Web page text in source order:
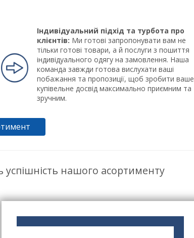
Індивідуальний підхід та турбота про
клієнтів: Ми готові запропонувати вам не
тільки готові товари, а й послуги з пошиття
індивідуального одягу на замовлення. Наша
команда завжди готова вислухати ваші
побажання та пропозиції, щоб зробити ваше
купівельне досвід максимально приємним та
зручним.
нашого асортименту